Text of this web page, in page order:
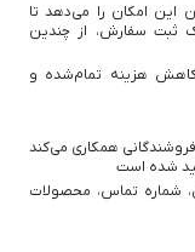
این امکان را می‌دهد تا
ثبت سفارش، از چندین
کاهش هزینه تمام‌شده و
فروشندگانی همکاری می‌کند
شده است
شماره تماس، محصولات